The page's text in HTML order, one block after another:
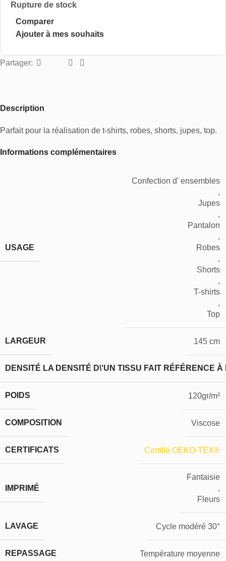
Rupture de stock
Comparer
Ajouter à mes souhaits
Partager:
Description
Parfait pour la réalisation de t-shirts, robes, shorts, jupes, top.
Informations complémentaires
USAGE
Confection d' ensembles
,
Jupes
,
Pantalon
,
Robes
,
Shorts
,
T-shirts
,
Top
LARGEUR 145 cm
DENSITÉ LA DENSITÉ D\'UN TISSU FAIT RÉFÉRENCE
POIDS 120gr/m²
COMPOSITION Viscose
CERTIFICATS Certifié OEKO-TEX®
IMPRIMÉ
Fantaisie
,
Fleurs
LAVAGE Cycle modéré 30°
REPASSAGE Température moyenne